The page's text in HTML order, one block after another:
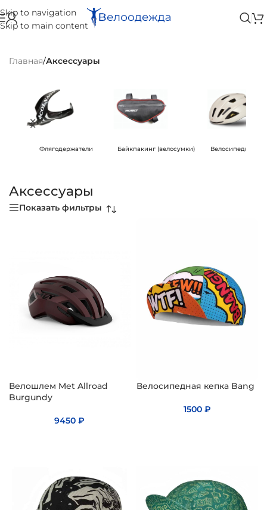
Skip to navigation
Skip to main content
Главная/Аксессуары
Флягодержатели Байкпакинг (велосумки) Велосипедные
Аксессуары
Показать фильтры
Велошлем Met Allroad
Burgundy
9450₽
Велосипедная кепка Bang
1500 ₽